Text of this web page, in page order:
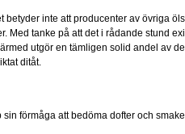
betyder inte att producenter av övriga
Med tanke på att det i rådande stund
utgör en tämligen solid andel av
ditåt.
sin förmåga att bedöma dofter och